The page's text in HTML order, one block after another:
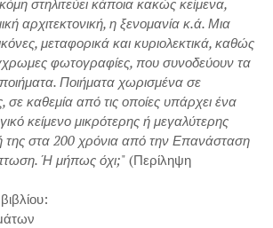
στηλιτεύει κάποια κακώς κείμενα,
αρχιτεκτονική, η ξενομανία κ.ά. Μια
μεταφορικά και κυριολεκτικά, καθώς
φωτογραφίες, που συνοδεύουν τα
Ποιήματα χωρισμένα σε
σε καθεμία από τις οποίες υπάρχει ένα
κείμενο μικρότερης ή μεγαλύτερης
της στα 200 χρόνια από την Επανάσταση
Ή μήπως όχι;" (Περίληψη